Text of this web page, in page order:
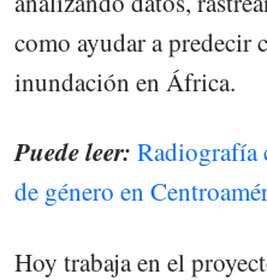
como ayudar a predecir
inundación en África.
Puede leer: Radiografía
de género en
Hoy trabaja en el